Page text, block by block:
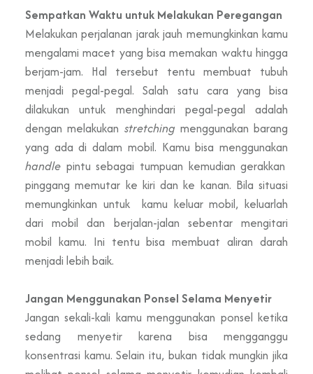
Sempatkan Waktu untuk Melakukan Peregangan
Melakukan perjalanan jarak jauh memungkinkan kamu
mengalami macet yang bisa memakan waktu hingga
berjam-jam. Hal tersebut tentu membuat tubuh
menjadi pegal-pegal. Salah satu cara yang bisa
dilakukan untuk menghindari pegal-pegal adalah
dengan melakukan stretching menggunakan barang
yang ada di dalam mobil. Kamu bisa menggunakan
handle pintu sebagai tumpuan kemudian gerakkan
pinggang memutar ke kiri dan ke kanan. Bila situasi
memungkinkan untuk kamu keluar mobil, keluarlah
dari mobil dan berjalan-jalan sebentar mengitari
mobil kamu. Ini tentu bisa membuat aliran darah
menjadi lebih baik.
Jangan Menggunakan Ponsel Selama Menyetir
Jangan sekali-kali kamu menggunakan ponsel ketika
sedang menyetir karena bisa mengganggu
konsentrasi kamu. Selain itu, bukan tidak mungkin jika